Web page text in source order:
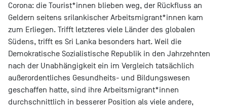
Corona: die Tourist*innen blieben weg, der Rückfluss an
Geldern seitens srilankischer Arbeitsmigrant*innen kam
zum Erliegen. Trifft letzteres viele Länder des globalen
Südens, trifft es Sri Lanka besonders hart. Weil die
Demokratische Sozialistische Republik in den Jahrzehnten
nach der Unabhängigkeit ein im Vergleich tatsächlich
außerordentliches Gesundheits- und Bildungswesen
geschaffen hatte, sind ihre Arbeitsmigrant*innen
durchschnittlich in besserer Position als viele andere,